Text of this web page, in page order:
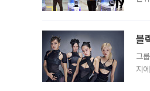
블
그
지